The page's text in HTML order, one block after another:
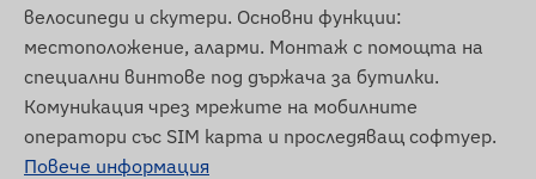
велосипеди и скутери. Основни функции:
местоположение, аларми. Монтаж с помощта на
специални винтове под държача за бутилки.
Комуникация чрез мрежите на мобилните
оператори със SIM карта и проследяващ софтуер.
Повече информация